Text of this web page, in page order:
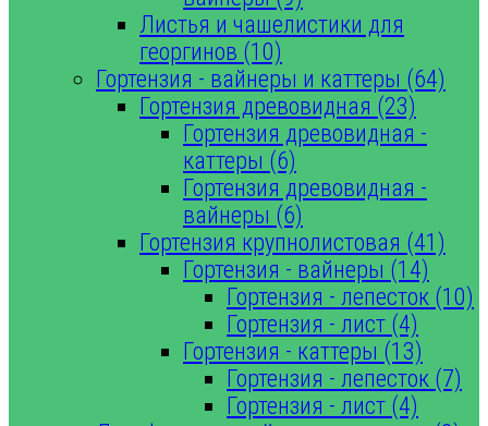
Листья и чашелистики для
георгинов (10)
Гортензия - вайнеры и каттеры (64)
Гортензия древовидная (23)
Гортензия древовидная -
каттеры (6)
Гортензия древовидная -
вайнеры (6)
Гортензия крупнолистовая (41)
Гортензия - вайнеры (14)
Гортензия - лепесток (10)
Гортензия - лист (4)
Гортензия - каттеры (13)
Гортензия - лепесток (7)
Гортензия - лист (4)